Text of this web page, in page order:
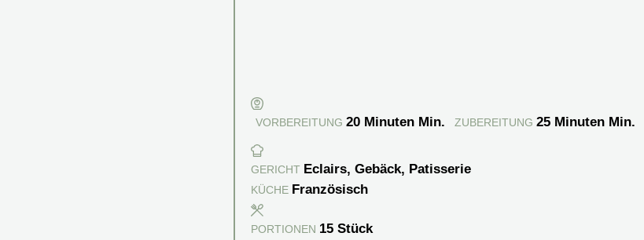
VORBEREITUNG20 Minuten Min. ZUBEREITUNG25 Minuten Min.
GERICHT Eclairs, Gebäck, Patisserie
KÜCHE Französisch
PORTIONEN 15 Stück